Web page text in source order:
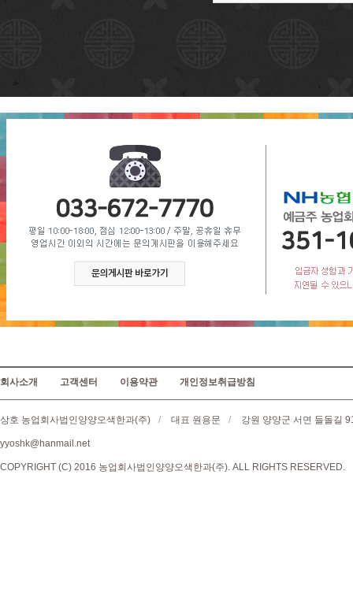
회사소개 고객센터 이용약관 개인정보취급방침
상호 농업회사법인양양오색한과(주) / 대표 원용문 / 강원 양양군 서면 들돌길
yyoshk@hanmail.net
COPYRIGHT (C) 2016 농업회사법인양양오색한과(주). ALL RIGHTS RESERVED.